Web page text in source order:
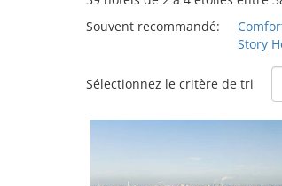
Souvent recommandé:
Story
Sélectionnez le critère de tri